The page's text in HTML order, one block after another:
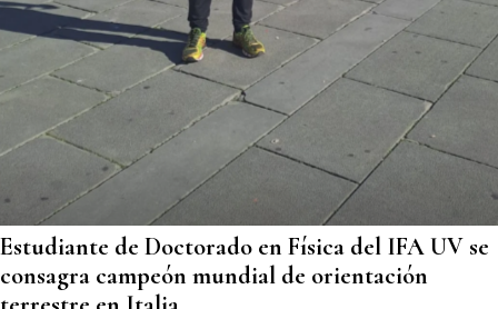
Estudiante de Doctorado en Física del IFA UV se
consagra campeón mundial de orientación